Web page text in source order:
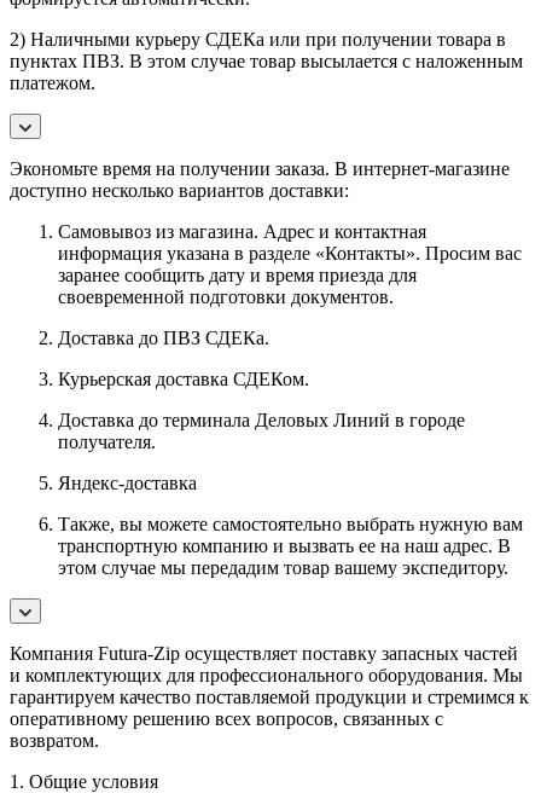
2) Наличными курьеру СДЕКа или при получении товара в
пунктах ПВЗ. В этом случае товар высылается с наложенным
платежом.
Экономьте время на получении заказа. В интернет-магазине
доступно несколько вариантов доставки:
Самовывоз из магазина. Адрес и контактная
информация указана в разделе «Контакты». Просим вас
заранее сообщить дату и время приезда для
своевременной подготовки документов.
Доставка до ПВЗ СДЕКа.
Курьерская доставка СДЕКом.
Доставка до терминала Деловых Линий в городе
получателя.
Яндекс-доставка
Также, вы можете самостоятельно выбрать нужную вам
транспортную компанию и вызвать ее на наш адрес. В
этом случае мы передадим товар вашему экспедитору.
Компания Futura-Zip осуществляет поставку запасных частей
и комплектующих для профессионального оборудования. Мы
гарантируем качество поставляемой продукции и стремимся к
оперативному решению всех вопросов, связанных с
возвратом.
1. Общие условия